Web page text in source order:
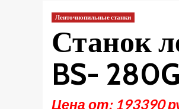
Ленточнопильные станки
Станок
BS-
Цена от: 193390